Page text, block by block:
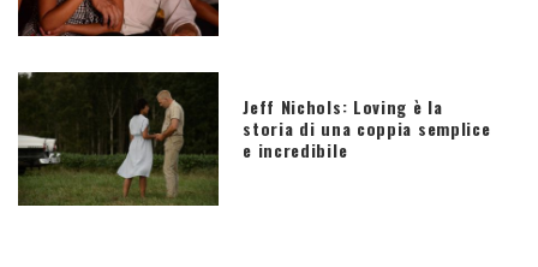
Jeff Nichols: Loving è la
storia di una coppia semplice
e incredibile